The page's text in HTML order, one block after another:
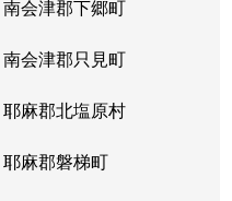
南会津郡下郷町
南会津郡只見町
耶麻郡北塩原村
耶麻郡磐梯町